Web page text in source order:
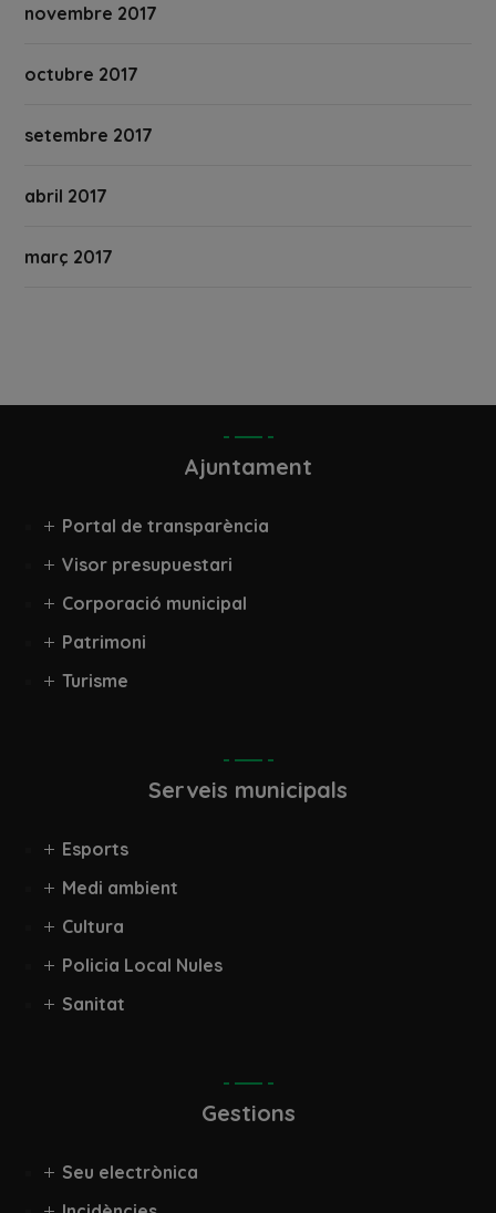
novembre 2017
octubre 2017
setembre 2017
abril 2017
març 2017
Ajuntament
Portal de transparència
Visor presupuestari
Corporació municipal
Patrimoni
Turisme
Serveis municipals
Esports
Medi ambient
Cultura
Policia Local Nules
Sanitat
Gestions
Seu electrònica